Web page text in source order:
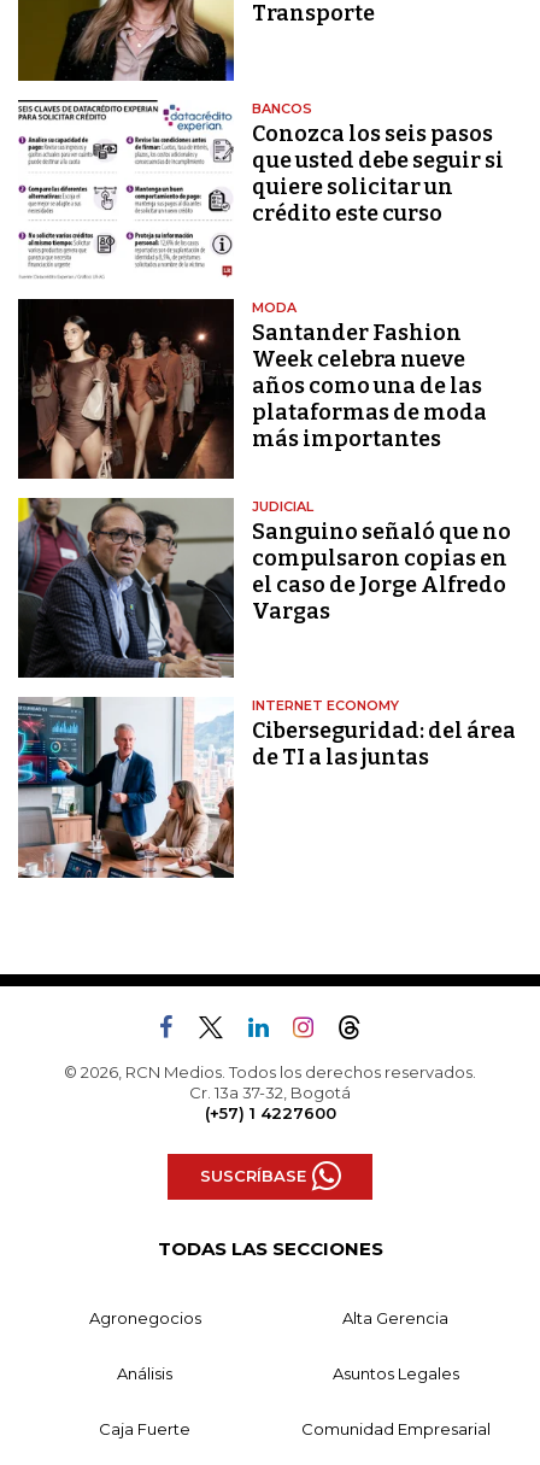
Transporte
BANCOS
Conozca los seis pasos
que usted debe seguir si
quiere solicitar un
crédito este curso
MODA
Santander Fashion
Week celebra nueve
años como una de las
plataformas de moda
más importantes
JUDICIAL
Sanguino señaló que no
compulsaron copias en
el caso de Jorge Alfredo
Vargas
INTERNET ECONOMY
Ciberseguridad: del área
de TI a las juntas
© 2026, RCN Medios. Todos los derechos reservados.
Cr. 13a 37-32, Bogotá
(+57) 1 4227600
SUSCRÍBASE
TODAS LAS SECCIONES
Agronegocios Alta Gerencia
Análisis Asuntos Legales
Caja Fuerte Comunidad Empresarial